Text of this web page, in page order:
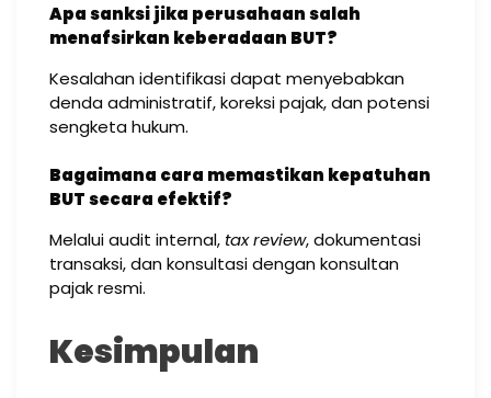
Apa sanksi jika perusahaan salah
menafsirkan keberadaan BUT?
Kesalahan identifikasi dapat menyebabkan
denda administratif, koreksi pajak, dan potensi
sengketa hukum.
Bagaimana cara memastikan kepatuhan
BUT secara efektif?
Melalui audit internal, tax review, dokumentasi
transaksi, dan konsultasi dengan konsultan
pajak resmi.
Kesimpulan